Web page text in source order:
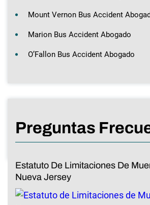
Mount Vernon Bus Accident
Marion Bus Accident Abogado
O’Fallon Bus Accident Abogado
Preguntas
Estatuto De Limitaciones De
Nueva Jersey